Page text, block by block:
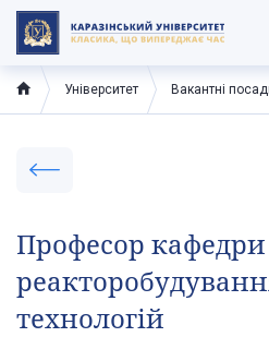
Університет Вакантні
Професор кафедри
технологій